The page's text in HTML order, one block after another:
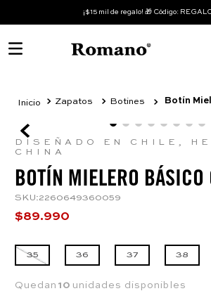
¡$15 mil de regalo! 🎁 Código:
Zapatos Botines Botín
DISEÑADO EN CHILE,
CHINA
BOTÍN MIELERO BÁSICO
SKU:2260649360059
$89.990
35 36 37 38
Quedan 10 unidades disponibles